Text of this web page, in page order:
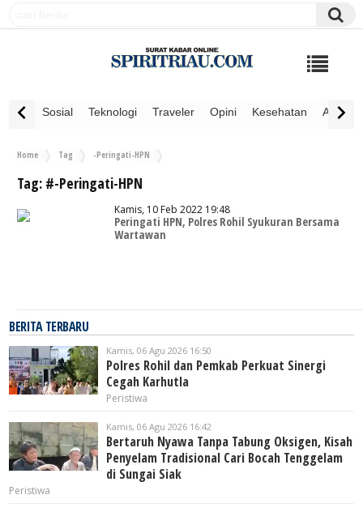
Sosial Teknologi Traveler Opini Kesehatan
Home Tag -Peringati-HPN
Tag: #-Peringati-HPN
Kamis, 10 Feb 2022 19:48
Peringati HPN, Polres Rohil Syukuran Bersama
Wartawan
BERITA TERBARU
Kamis, 06 Agu 2026 16:50
Polres Rohil dan Pemkab Perkuat Sinergi
Cegah Karhutla
Peristiwa
Kamis, 06 Agu 2026 16:42
Bertaruh Nyawa Tanpa Tabung Oksigen, Kisah
Penyelam Tradisional Cari Bocah Tenggelam
di Sungai Siak
Peristiwa